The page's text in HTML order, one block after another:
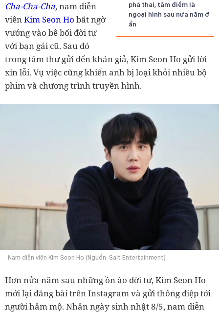
phá thai, tâm điểm là
ngoại hình sau nửa năm ở
ẩn
Cha-Cha-Cha, nam diễn
viênKim Seon Ho bất ngờ
vướng vào bê bối đời tư
với bạn gái cũ. Sau đó
trong tâm thư gửi đến khán giả, Kim Seon Ho gửi lời
xin lỗi. Vụ việc cũng khiến anh bị loại khỏi nhiều bộ
phim và chương trình truyền hình.
Nam diễn viên Kim Seon Ho (Nguồn: Salt Entertainment)
Hơn nửa năm sau những ồn ào đời tư, Kim Seon Ho
mới lại đăng bài trên Instagram và gửi thông điệp tới
người hâm mộ. Nhân ngày sinh nhật 8/5, nam diễn